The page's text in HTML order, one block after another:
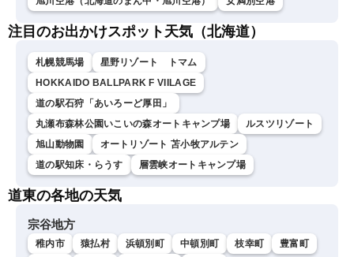
注目のお出かけスポット天気（北海道）
札幌競馬場
星野リゾート トマム
HOKKAIDO BALLPARK F VIILAGE
道の駅石狩「あいろーど厚田」
丸瀬布森林公園いこいの森オートキャンプ場
ルスツリゾート
旭山動物園
オートリゾート 苫小牧アルテン
道の駅知床・らうす
層雲峡オートキャンプ場
道東の各地の天気
宗谷地方
稚内市 猿払村 浜頓別町 中頓別町 枝幸町
豊富町